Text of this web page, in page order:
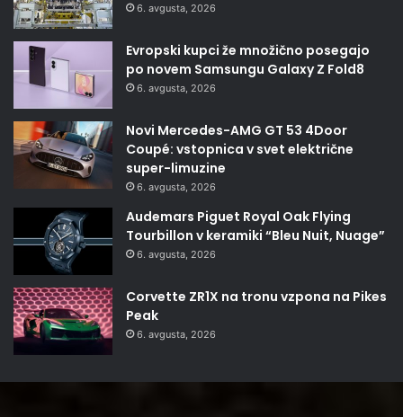
6. avgusta, 2026
Evropski kupci že množično posegajo
po novem Samsungu Galaxy Z Fold8
6. avgusta, 2026
Novi Mercedes-AMG GT 53 4Door
Coupé: vstopnica v svet električne
super-limuzine
6. avgusta, 2026
Audemars Piguet Royal Oak Flying
Tourbillon v keramiki “Bleu Nuit, Nuage”
6. avgusta, 2026
Corvette ZR1X na tronu vzpona na Pikes
Peak
6. avgusta, 2026